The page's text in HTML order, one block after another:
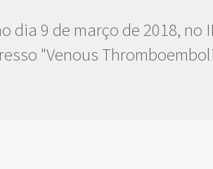
dia 9 de março de 2018, no
"Venous